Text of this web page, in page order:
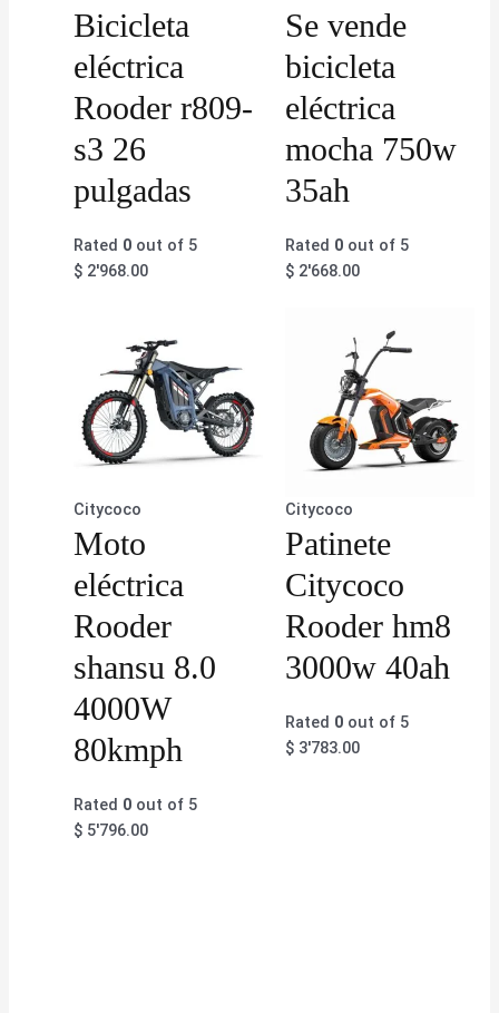
Bicicleta
eléctrica
Rooder r809-
s3 26
pulgadas
Rated 0 out of 5
$ 2'968.00
Se vende
bicicleta
eléctrica
mocha 750w
35ah
Rated 0out of 5
$2'668.00
Citycoco
Moto
eléctrica
Rooder
shansu 8.0
4000W
80kmph
Rated 0 out of 5
$ 5'796.00
Citycoco
Patinete
Citycoco
Rooder hm8
3000w 40ah
Rated 0out of 5
$3'783.00